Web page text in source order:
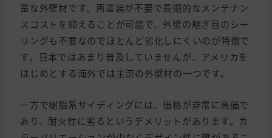
量な外壁材です。再塗装が不要で長期的なメンテナン
スコストを抑えることが可能で、外壁の継ぎ目のシー
リングも不要なのでほとんど劣化しにくいのが特徴で
す。日本ではあまり普及していませんが、アメリカを
はじめとする海外では主流の外壁材の一つです。
一方で樹脂系サイディングには、価格が非常に高価で
あり、耐火性に劣るというデメリットがあります。カ